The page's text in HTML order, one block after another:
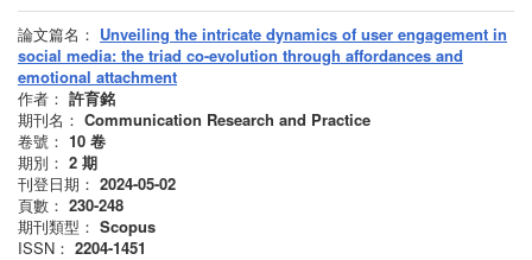
論文篇名： Unveiling the intricate dynamics of user engagement in
social media: the triad co-evolution through affordances and
emotional attachment
作者： 許育銘
期刊名： Communication Research and Practice
卷號： 10 卷
期別： 2 期
刊登日期： 2024-05-02
頁數： 230-248
期刊類型： Scopus
ISSN： 2204-1451